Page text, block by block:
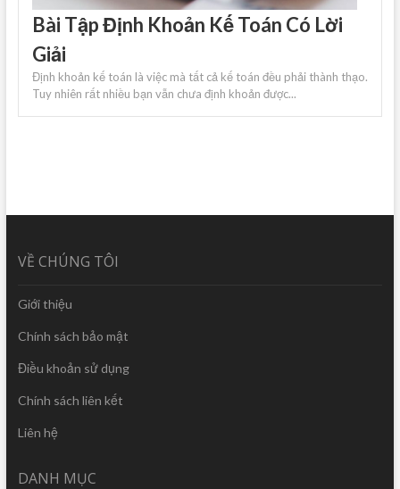
Bài Tập Định Khoản Kế Toán Có Lời
Giải
Định khoản kế toán là việc mà tất cả kế toán đều phải thành thạo.
Tuy nhiên rất nhiều bạn vẫn chưa định khoản được...
VỀ CHÚNG TÔI
Giới thiệu
Chính sách bảo mật
Điều khoản sử dụng
Chính sách liên kết
Liên hệ
DANH MỤC